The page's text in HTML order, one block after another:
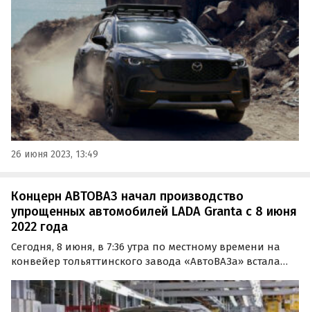
сильным двигателем, которую дилер из Красноярска
готов привезти по индивидуальному заказу,
сообщают…
26 июня 2023, 13:49
Концерн АВТОВАЗ начал производство
упрощенных автомобилей LADA Granta с 8 июня
2022 года
Сегодня, 8 июня, в 7:36 утра по местному времени на
конвейер тольяттинского завода «АвтоВАЗа» встала
планируется выпустить 68 товарных машин, пишут
«Автоновости дня» со ссылкой на сообщество